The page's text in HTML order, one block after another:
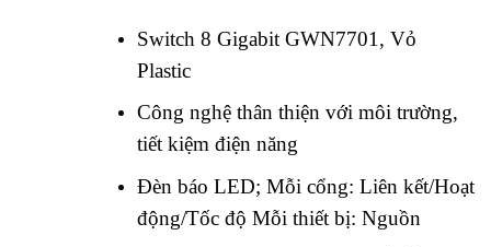
Switch 8 Gigabit GWN7701, Vỏ
Plastic
Công nghệ thân thiện với môi trường,
tiết kiệm điện năng
Đèn báo LED; Mỗi cổng: Liên kết/Hoạt
động/Tốc độ Mỗi thiết bị: Nguồn